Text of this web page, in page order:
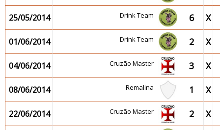
25/05/2014 Drink Team 6 X
01/06/2014 Drink Team 2 X
04/06/2014 Cruzão Master 3 X
08/06/2014 Remalina 1 X
22/06/2014 Cruzão Master 2 X